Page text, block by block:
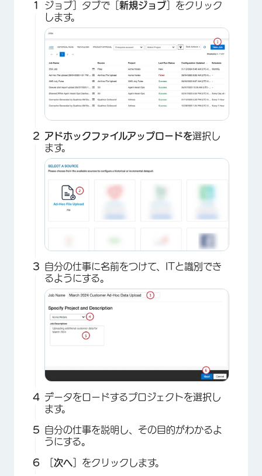
ジョブ］タブで［ 新規ジョブ ］をクリック
します。
×
アドホックファイルアップロードを選択し
ます。
​​自分の仕事に名前をつけて、ITと識別でき
るようにする。
データをロードするプロジェクトを選択し
ます。
自分の仕事を説明し、その目的がわかるよ
うにする。
次へ ］をクリックします。